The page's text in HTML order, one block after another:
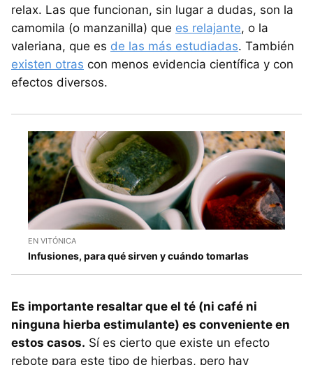
relax. Las que funcionan, sin lugar a dudas, son la
camomila (o manzanilla) que es relajante, o la
valeriana, que es de las más estudiadas. También
existen otras con menos evidencia científica y con
efectos diversos.
EN VITÓNICA
Infusiones, para qué sirven y cuándo tomarlas
Es importante resaltar que el té (ni café ni
ninguna hierba estimulante) es conveniente en
estos casos. Sí es cierto que existe un efecto
rebote para este tipo de hierbas, pero hay